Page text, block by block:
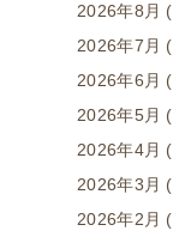
2026年8月
2026年7月
2026年6月
2026年5月
2026年4月
2026年3月
2026年2月